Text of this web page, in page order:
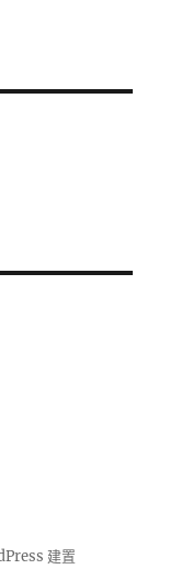
建置